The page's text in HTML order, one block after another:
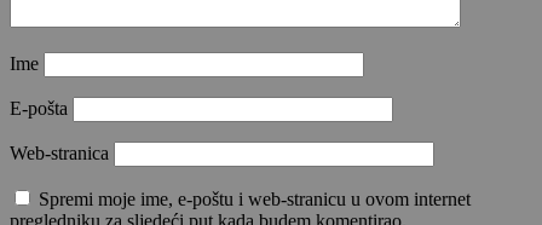
Ime
E-pošta
Web-stranica
Spremi moje ime, e-poštu i web-stranicu u ovom internet